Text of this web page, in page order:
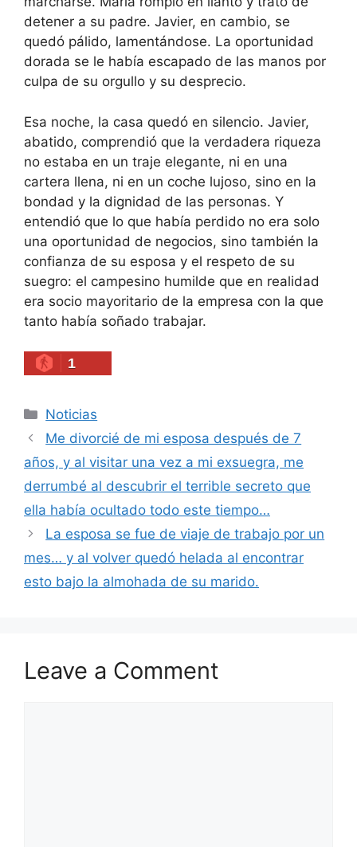
detener a su padre. Javier, en cambio, se
quedó pálido, lamentándose. La oportunidad
dorada se le había escapado de las manos por
culpa de su orgullo y su desprecio.
Esa noche, la casa quedó en silencio. Javier,
abatido, comprendió que la verdadera riqueza
no estaba en un traje elegante, ni en una
cartera llena, ni en un coche lujoso, sino en la
bondad y la dignidad de las personas. Y
entendió que lo que había perdido no era solo
una oportunidad de negocios, sino también la
confianza de su esposa y el respeto de su
suegro: el campesino humilde que en realidad
era socio mayoritario de la empresa con la que
tanto había soñado trabajar.
1
Categories
Noticias
Me divorcié de mi esposa después de 7
años, y al visitar una vez a mi exsuegra, me
derrumbé al descubrir el terrible secreto que
ella había ocultado todo este tiempo…
La esposa se fue de viaje de trabajo por un
mes… y al volver quedó helada al encontrar
esto bajo la almohada de su marido.
Leave a Comment